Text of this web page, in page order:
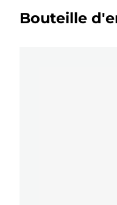
Bouteille